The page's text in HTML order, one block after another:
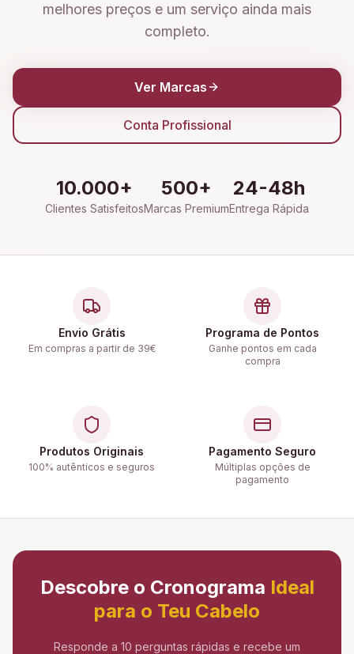
melhores preços e um serviço ainda mais
completo.
Ver Marcas
Conta Profissional
10.000+
Clientes Satisfeitos
500+
Marcas Premium
24-48h
Entrega Rápida
Envio Grátis
Em compras a partir de 39€
Programa de Pontos
Ganhe pontos em cada
compra
Produtos Originais
100% autênticos e seguros
Pagamento Seguro
Múltiplas opções de
pagamento
Descobre o Cronograma Ideal
para o Teu Cabelo
Responde a 10 perguntas rápidas e recebe um